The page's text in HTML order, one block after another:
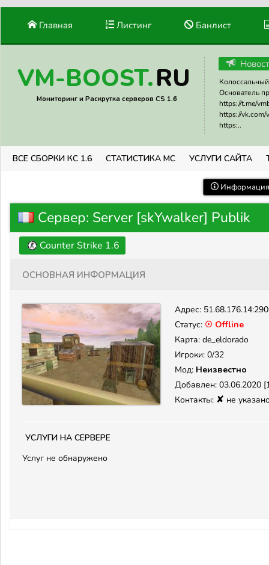
Главная Листинг Банлист
VM-BOOST.RU
Мониторинг и Раскрутка серверов CS 1.6
Основатель
https://t.me/
https://vk.com/
https:..
ВСЕ СБОРКИ КС 1.6 СТАТИСТИКА МС УСЛУГИ САЙТА
Сервер: Server [skYwalker] Publik
Counter Strike 1.6
Основная информация
Адрес:
Статус: ☉ Offline
Карта: de_eldorado
Игроки: 0/32
Мод: Неизвестно
Добавлен: 03.06.2020
Контакты: ✘ не
Услуги на сервере
Услуг не обнаружено